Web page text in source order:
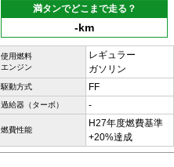
満タンでどこまで走る？
-km
使用燃料
エンジン
レギュラー
ガソリン
駆動方式 FF
過給器（ターボ） -
燃費性能
H27年度燃費基準
+20%達成